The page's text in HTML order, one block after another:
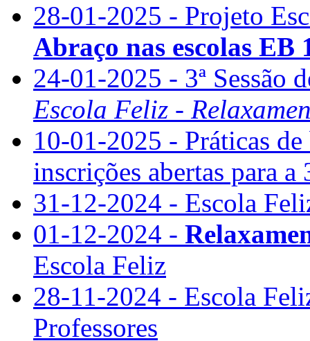
28-01-2025 - Projeto
Abraço nas escolas EB
24-01-2025 - 3ª Sessão
Escola Feliz -
10-01-2025 - Práticas
inscrições abertas para a
31-12-2024 - Escola
01-12-2024 -
Escola Feliz
28-11-2024 - Escola
Professores